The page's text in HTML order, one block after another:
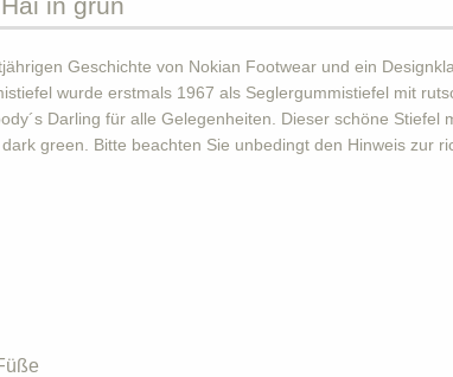
Geschichte von Nokian Footwear und ein
wurde erstmals 1967 als Seglergummistiefel mit
Darling für alle Gelegenheiten. Dieser schöne
green. Bitte beachten Sie unbedingt den Hinweis zur